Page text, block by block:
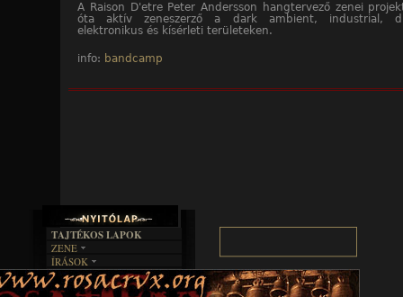
A Raison D'etre Peter Andersson hangtervező zenei
óta aktív zeneszerző a dark ambient, industrial,
elektronikus és kísérleti területeken.
info: bandcamp
TAJTÉKOS LAPOK
ZENE
EGYÜTTESEK
INTERJÚK
ÍRÁSOK
IRODALOM
FILM
BOSZORKÁNYKONYHA
FEKETE HUMOR